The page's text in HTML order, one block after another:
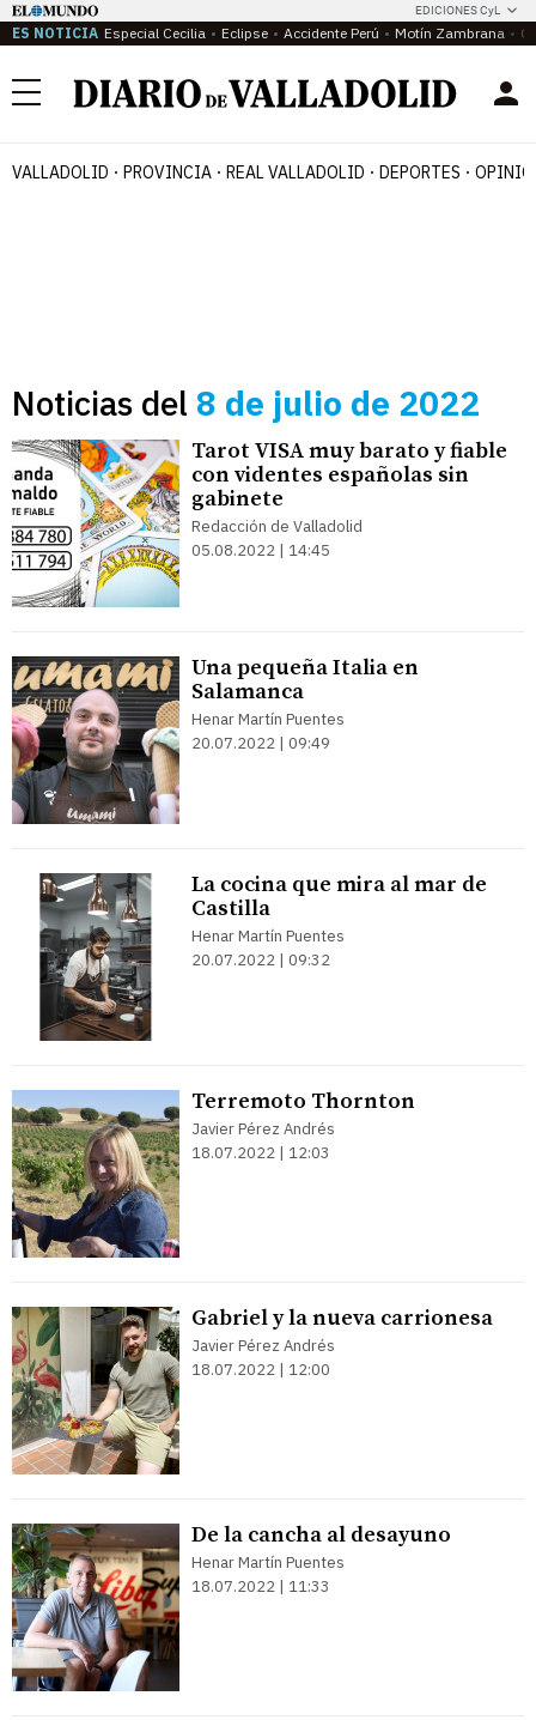
EDICIONES CyL
ES NOTICIA Especial Cecilia Eclipse Accidente Perú Motín Zambrana
Menú
VALLADOLID PROVINCIA REAL VALLADOLID DEPORTES
Noticias del 8 de julio de 2022
Tarot VISA muy barato y fiable
con videntes españolas sin
gabinete
Redacción de Valladolid
05.08.2022 | 14:45
Una pequeña Italia en
Salamanca
Henar Martín Puentes
20.07.2022 | 09:49
La cocina que mira al mar de
Castilla
Henar Martín Puentes
20.07.2022 | 09:32
Terremoto Thornton
Javier Pérez Andrés
18.07.2022 | 12:03
Gabriel y la nueva carrionesa
Javier Pérez Andrés
18.07.2022 | 12:00
De la cancha al desayuno
Henar Martín Puentes
18.07.2022 | 11:33